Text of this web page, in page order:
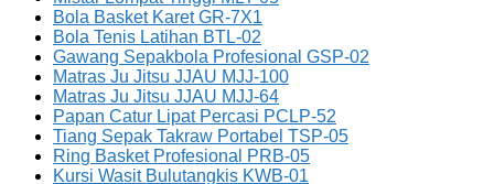
Bola Basket Karet GR-7X1
Bola Tenis Latihan BTL-02
Gawang Sepakbola Profesional GSP-02
Matras Ju Jitsu JJAU MJJ-100
Matras Ju Jitsu JJAU MJJ-64
Papan Catur Lipat Percasi PCLP-52
Tiang Sepak Takraw Portabel TSP-05
Ring Basket Profesional PRB-05
Kursi Wasit Bulutangkis KWB-01